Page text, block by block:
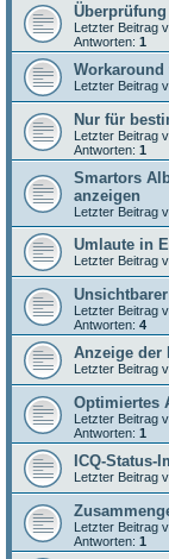
Überprüfung
Letzter Beitrag
Antworten: 1
Letzter Beitrag
Nur für
Letzter Beitrag
Antworten: 1
Smartors
anzeigen
Letzter Beitrag
Umlaute in
Letzter Beitrag
Letzter Beitrag
Antworten: 4
Anzeige der
Letzter Beitrag
Optimiertes
Letzter Beitrag
Antworten: 1
ICQ-Status-
Letzter Beitrag
Letzter Beitrag
Antworten: 1